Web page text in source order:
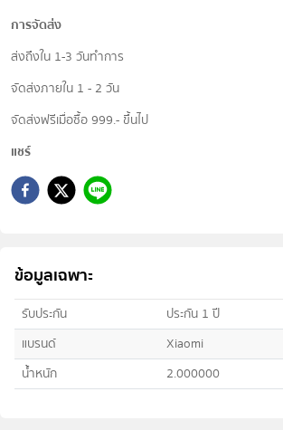
การจัดส่ง
ส่งถึงใน 1-3 วันทำการ
จัดส่งภายใน 1 - 2 วัน
จัดส่งฟรีเมื่อซื้อ 999.- ขึ้นไป
แชร์
ข้อมูลเฉพาะ
รับประกัน
ประกัน 1 ปี
แบรนด์
Xiaomi
น้ำหนัก
2.000000